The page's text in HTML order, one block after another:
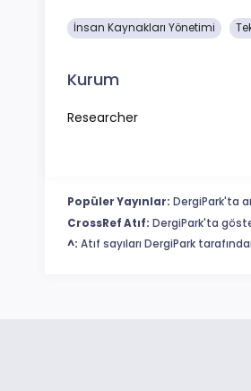
İnsan Kaynakları Yönetimi
Kurum
Researcher
Popüler Yayınlar: DergiPark'ta
CrossRef Atıf: DergiPark'ta
^: Atıf sayıları DergiPark